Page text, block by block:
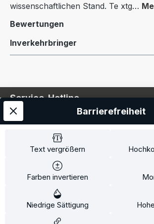
wissenschaftlichen Stand. Te xtg…
Bewertungen
Inverkehrbringer
Service-Hotline
Service
Information
* Alle Preise inkl. gesetzl.
und ggf.
Text vergrößern
Farben invertieren
Niedrige Sättigung
Barrierefreiheit